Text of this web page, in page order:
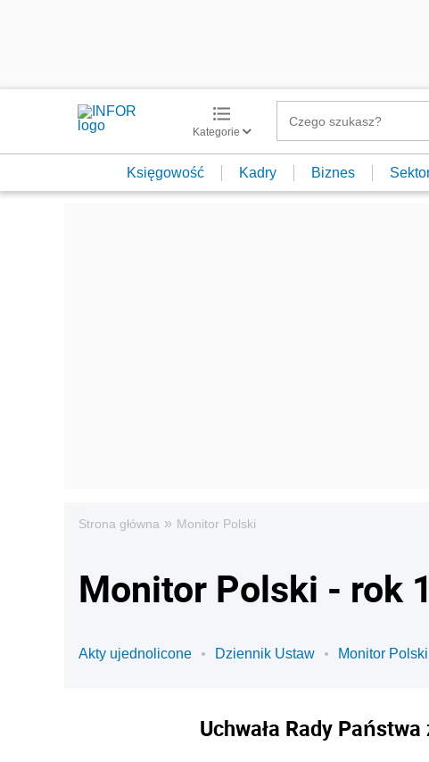
Kategorie
Księgowość Kadry Biznes
Strona główna » Monitor Polski
Monitor Polski - rok
Akty ujednolicone Dziennik Ustaw Monitor Polski
Uchwała Rady